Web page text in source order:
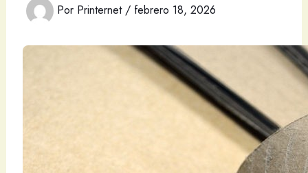
Por Printernet / febrero 18, 2026